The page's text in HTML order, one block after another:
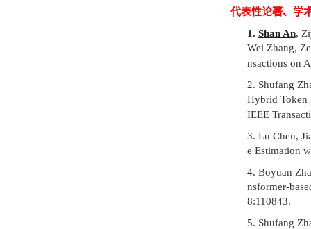
代表性论著、学
1. Shan An,
Wei Zhang,
nsactions on
2. Shufang
Hybrid Token
IEEE
3. Lu Chen,
e Estimation
4. Boyuan
nsformer-
8:110843.
5. Shufang